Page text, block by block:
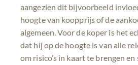
aangezien dit bijvoorbeeld
hoogte van koopprijs of de
algemeen. Voor de koper is het
dat hij op de hoogte is van alle
om risico’s in kaart te brengen